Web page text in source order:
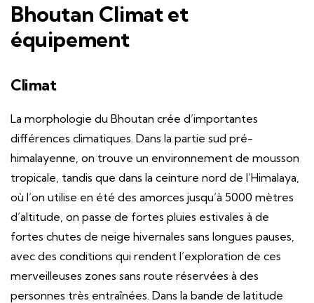
Bhoutan Climat et
équipement
Climat
La morphologie du Bhoutan crée d’importantes
différences climatiques. Dans la partie sud pré-
himalayenne, on trouve un environnement de mousson
tropicale, tandis que dans la ceinture nord de l’Himalaya,
où l’on utilise en été des amorces jusqu’à 5000 mètres
d’altitude, on passe de fortes pluies estivales à de
fortes chutes de neige hivernales sans longues pauses,
avec des conditions qui rendent l’exploration de ces
merveilleuses zones sans route réservées à des
personnes très entraînées. Dans la bande de latitude